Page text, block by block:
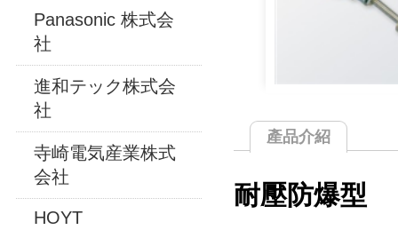
Panasonic 株式会
社
進和テック株式会
社
寺崎電気産業株式
会社
HOYT
產品介紹
耐壓防爆型